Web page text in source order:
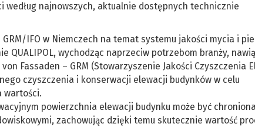
według najnowszych, aktualnie dostępnych technicznie
GRM/IFO w Niemczech na temat systemu jakości mycia i
wychodząc naprzeciw potrzebom branży,
Fassaden – GRM (Stowarzyszenie Jakości Czyszczenia
czyszczenia i konserwacji elewacji budynków w celu
wartości.
powierzchnia elewacji budynku może być
zachowując dzięki temu skutecznie wartość